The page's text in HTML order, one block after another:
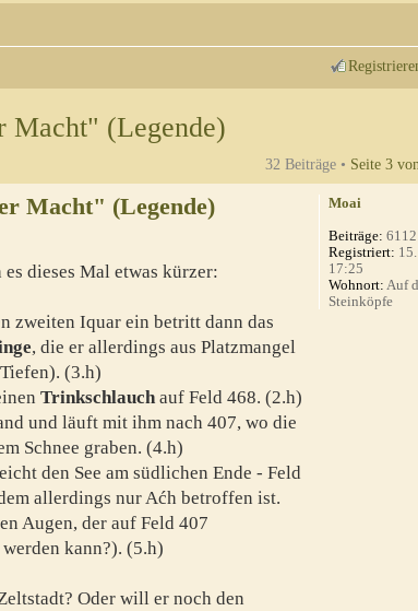
Macht" (Legende)
32 Beiträge • Seite 3
Macht" (Legende)
dieses Mal etwas kürzer:
zweiten Iquar ein betritt dann das
, die er allerdings aus Platzmangel
(3.h)
Trinkschlauchauf Feld 468. (2.h)
und läuft mit ihm nach 407, wo die
Schnee graben. (4.h)
den See am südlichen Ende - Feld
allerdings nur Aćh betroffen ist.
Augen, der auf Feld 407
kann?). (5.h)
Oder will er noch den
Moai
Beiträge: 6112
Registriert:
17:25
Wohnort: Auf
Steinköpfe